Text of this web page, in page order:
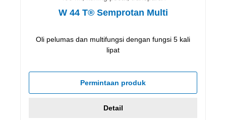
W 44 T® Semprotan Multi
Oli pelumas dan multifungsi dengan fungsi 5 kali
lipat
Permintaan produk
Detail